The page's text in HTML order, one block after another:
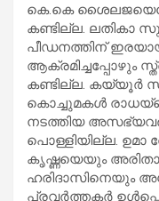
കെ.കെ
കണ്ടില്ല. ലതികാ
പീഡനത്തിന്
ആക്രമിച്ചപ്പോഴും
കണ്ടില്ല. കയ്യൂര്‍
കൊച്ചുമകള്‍
നടത്തിയ
പൊള്ളിയില്ല.
കൃഷ്ണയെയും
ഹരിദാസിനെയും
പ്രവര്‍ത്തകര്‍